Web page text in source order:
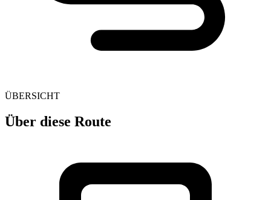
ÜBERSICHT
Über diese Route